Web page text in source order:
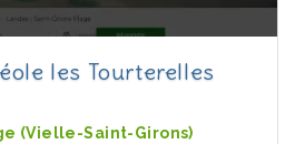
les Tourterelles
(Vielle-Saint-Girons)